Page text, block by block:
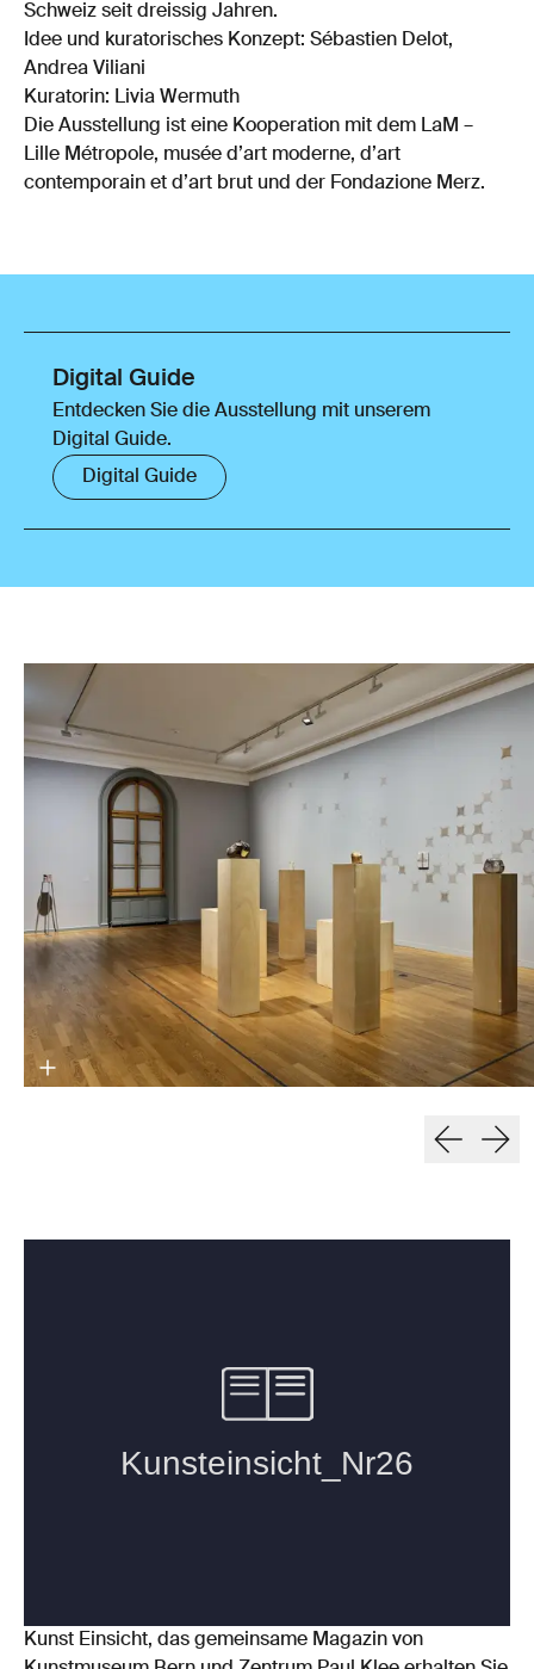
Schweiz seit dreissig Jahren.
Idee und kuratorisches Konzept: Sébastien Delot,
Andrea Viliani
Kuratorin: Livia Wermuth
Die Ausstellung ist eine Kooperation mit dem LaM –
Lille Métropole, musée d’art moderne, d’art
contemporain et d’art brut und der Fondazione Merz.
Digital Guide
Entdecken Sie die Ausstellung mit unserem
Digital Guide.
Digital Guide
Kunst Einsicht, das gemeinsame Magazin von